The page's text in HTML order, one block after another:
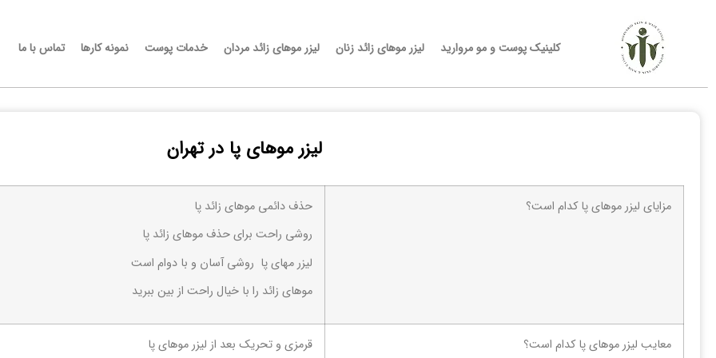
کلینیک پوست و مو مروارید لیزر موهای زائد زنان لیزر موهای زائد مردان خدمات پوست نمونه کارها تماس با ما
لیزر موهای پا در تهران
مزایای لیزر موهای پا کدام است؟
حذف دائمی موهای زائد پا
روشی راحت برای حذف موهای زائد پا
لیزر مهای پا روشی آسان و با دوام است
موهای زائد را با خیال راحت از بین ببرید
معایب لیزر موهای پا کدام است؟ قرمزی و تحریک بعد از لیزر موهای پا